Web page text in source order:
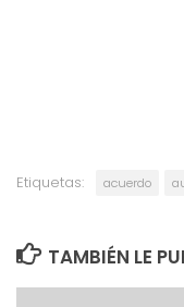
Etiquetas: acuerdo
TAMBIÉN LE